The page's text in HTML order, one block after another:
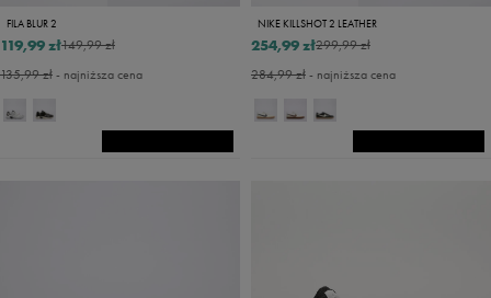
FILA BLUR 2
149,99 zł
119,99 zł
135,99 zł- najniższa cena
NIKE KILLSHOT 2 LEATHER
299,99 zł
254,99 zł
284,99 zł- najniższa cena